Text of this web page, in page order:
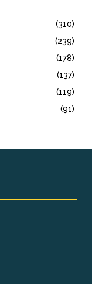
(310)
(239)
(178)
(137)
(119)
(91)